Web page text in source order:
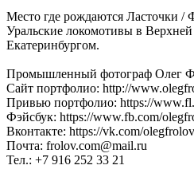
Место где рождаются Ласточки /
Уральские локомотивы в
Екатеринбургом.
Промышленный фотограф Олег
Сайт портфолио: http://
Привью портфолио: https://
Фэйсбук: https://www.fb.com/
Вконтакте: https://vk.com/
Почта: frolov.com@mail.ru
Тел.: +7 916 252 33 21